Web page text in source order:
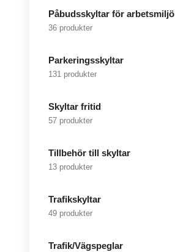
Påbudsskyltar för arbetsmiljö
36 produkter
Parkeringsskyltar
131 produkter
Skyltar fritid
57 produkter
Tillbehör till skyltar
13 produkter
Trafikskyltar
49 produkter
Trafik/Vägspeglar